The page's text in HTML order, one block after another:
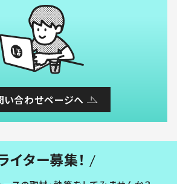
い合わせページへ
イター募集！